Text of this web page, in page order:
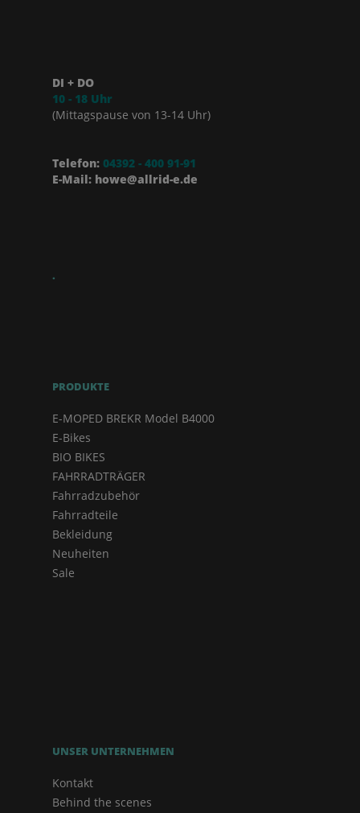
DI + DO
10 - 18 Uhr
(Mittagspause von 13-14 Uhr)
Telefon: 04392 - 400 91-91
E-Mail: howe@allrid-e.de
.
PRODUKTE
E-MOPED BREKR Model B4000
E-Bikes
BIO BIKES
FAHRRADTRÄGER
Fahrradzubehör
Fahrradteile
Bekleidung
Neuheiten
Sale
UNSER UNTERNEHMEN
Kontakt
Behind the scenes